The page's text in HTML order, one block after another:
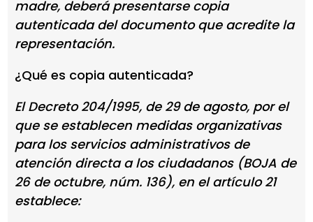
madre, deberá presentarse copia
autenticada del documento que acredite la
representación.
¿Qué es copia autenticada?
El Decreto 204/1995, de 29 de agosto, por el
que se establecen medidas organizativas
para los servicios administrativos de
atención directa a los ciudadanos (BOJA de
26 de octubre, núm. 136), en el artículo 21
establece: